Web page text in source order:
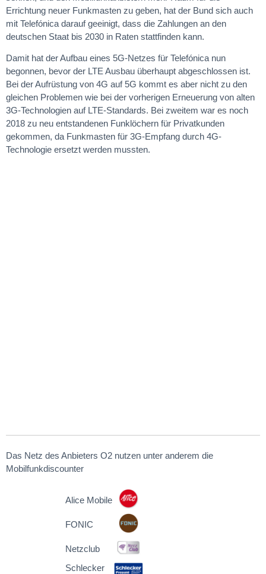
Errichtung neuer Funkmasten zu geben, hat der Bund sich auch
mit Telefónica darauf geeinigt, dass die Zahlungen an den
deutschen Staat bis 2030 in Raten stattfinden kann.
Damit hat der Aufbau eines 5G-Netzes für Telefónica nun
begonnen, bevor der LTE Ausbau überhaupt abgeschlossen ist.
Bei der Aufrüstung von 4G auf 5G kommt es aber nicht zu den
gleichen Problemen wie bei der vorherigen Erneuerung von alten
3G-Technologien auf LTE-Standards. Bei zweitem war es noch
2018 zu neu entstandenen Funklöchern für Privatkunden
gekommen, da Funkmasten für 3G-Empfang durch 4G-
Technologie ersetzt werden mussten.
Das Netz des Anbieters O2 nutzen unter anderem die
Mobilfunkdiscounter
Alice Mobile
FONIC
Netzclub
Schlecker